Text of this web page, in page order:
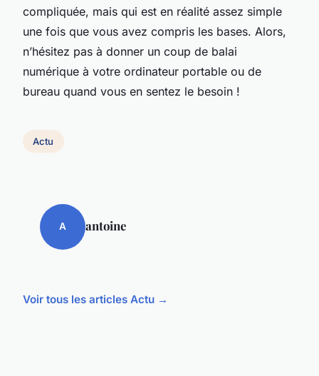
compliquée, mais qui est en réalité assez simple
une fois que vous avez compris les bases. Alors,
n’hésitez pas à donner un coup de balai
numérique à votre ordinateur portable ou de
bureau quand vous en sentez le besoin !
Actu
A antoine
Voir tous les articles Actu →